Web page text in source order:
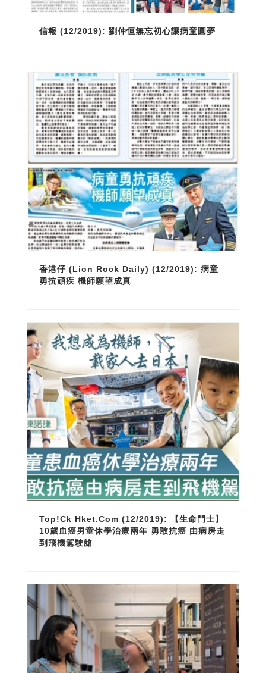
信報 (12/2019): 劉仲恒無忘初心讓病童圓夢
香港仔 (Lion Rock Daily) (12/2019): 病童
勇抗頑疾 機師願望成真
Top!ck Hket.com (12/2019): 【生命鬥士】
10歲血癌男童休學治療兩年 勇敢抗癌 由病房走
到飛機駕駛艙